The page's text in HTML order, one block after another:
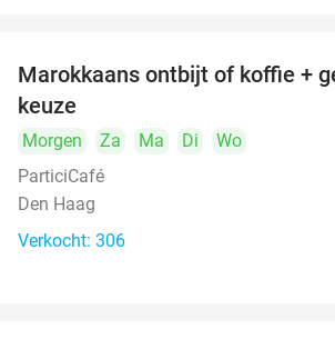
Marokkaans ontbijt of koffie +
keuze
Morgen Za Ma Di
Wo
ParticiCafé
Den Haag
Verkocht: 306